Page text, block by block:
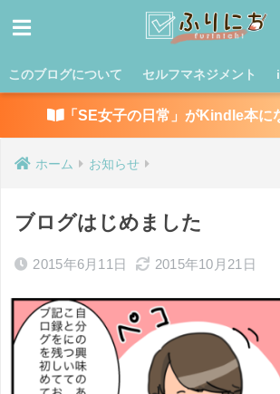
このブログについて セルフマネジメント
「SE女子の日常」がKindle本に
ホーム お知らせ
ブログはじめました
2015年6月11日 2015年10月21日